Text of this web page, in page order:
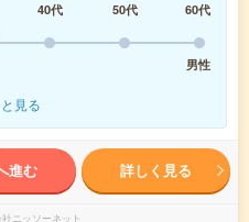
40代 50代
60代
男性
見る
進む 詳しく見る
ニッソーネット